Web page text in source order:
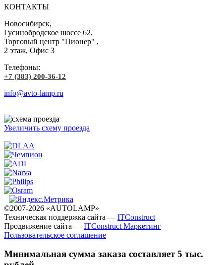
КОНТАКТЫ
Новосибирск,
Гусинобродское шоссе 62,
Торговый центр "Пионер" ,
2 этаж, Офис 3
Телефоны:
+7 (383) 200-36-12
info@avto-lamp.ru
Увеличить схему проезда
©2007-2026 «AUTOLAMP»
Техническая поддержка сайта — ITConstruct
Продвижение сайта — ITConstruct Маркетинг
Пользовательское соглашение
Минимальная сумма заказа составляет 5 тыс.